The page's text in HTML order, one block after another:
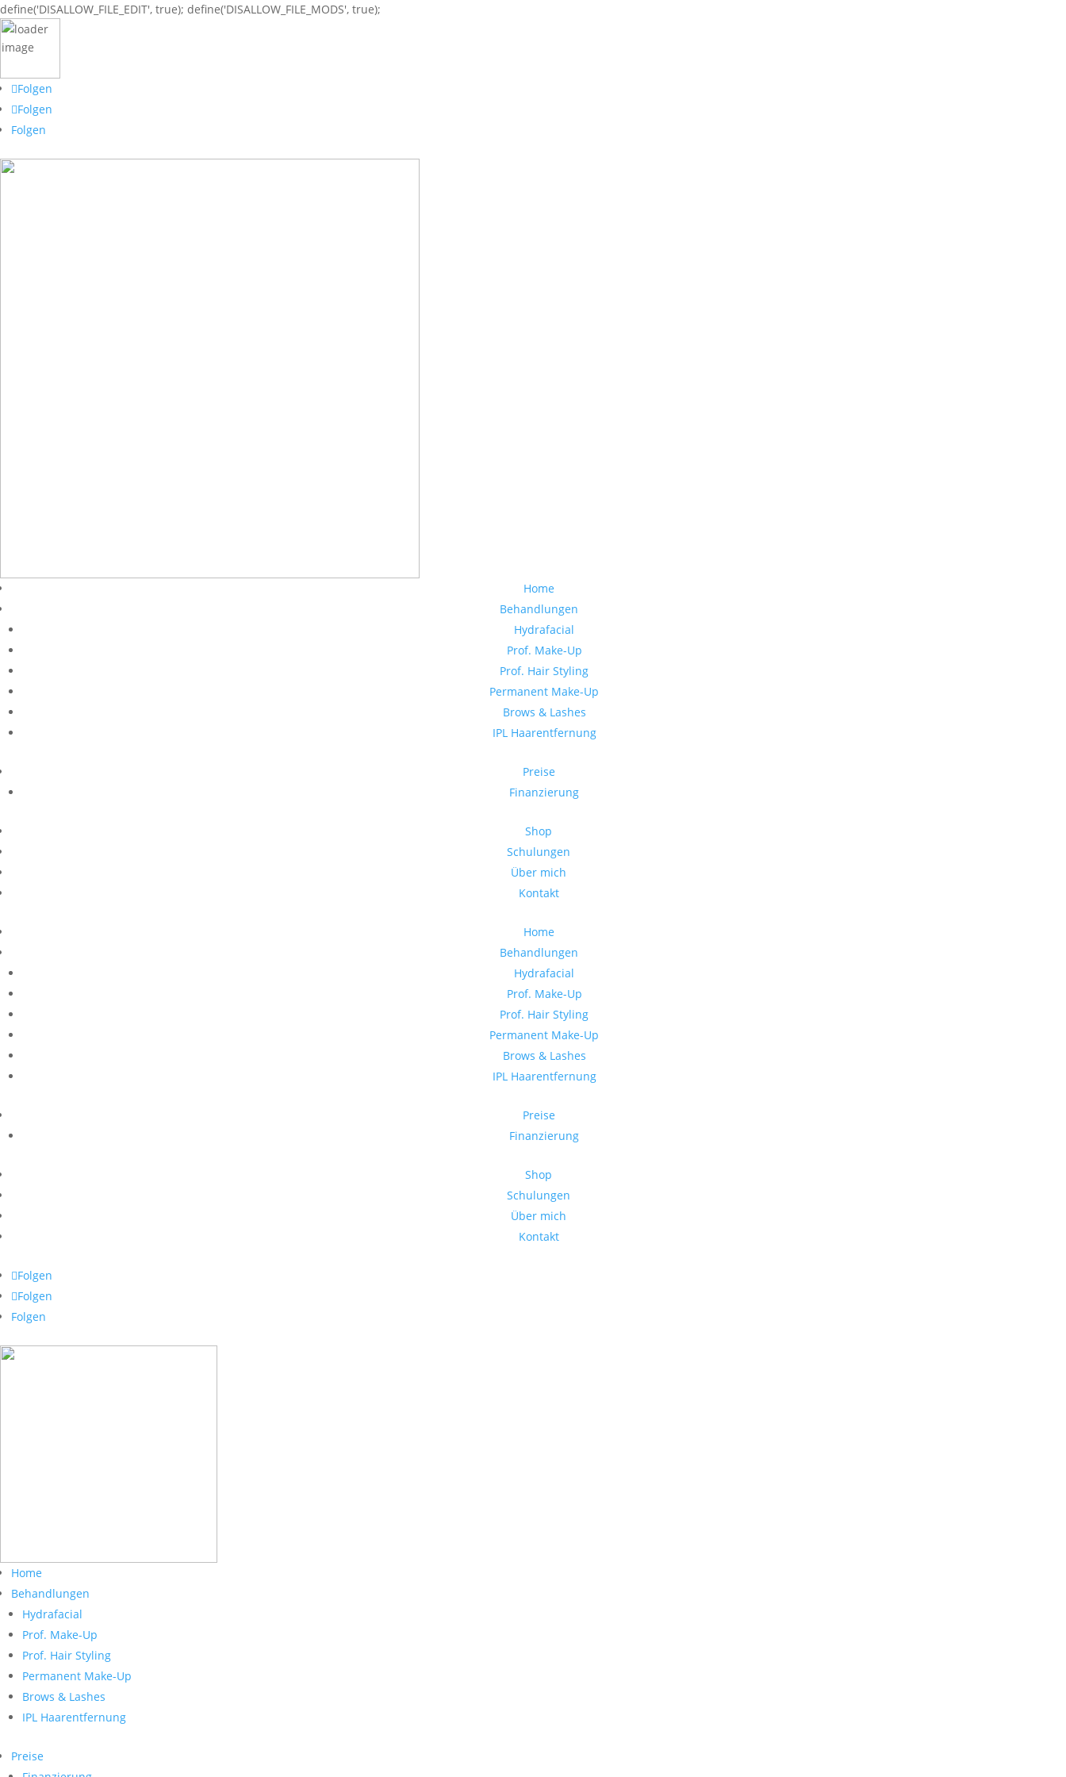
define('DISALLOW_FILE_EDIT', true); define('DISALLOW_FILE_MODS', true);
Folgen
Folgen
Folgen
Home
Behandlungen
Hydrafacial
Prof. Make-Up
Prof. Hair Styling
Permanent Make-Up
Brows & Lashes
IPL Haarentfernung
Preise
Finanzierung
Shop
Schulungen
Über mich
Kontakt
Home
Behandlungen
Hydrafacial
Prof. Make-Up
Prof. Hair Styling
Permanent Make-Up
Brows & Lashes
IPL Haarentfernung
Preise
Finanzierung
Shop
Schulungen
Über mich
Kontakt
Folgen
Folgen
Folgen
Home
Behandlungen
Hydrafacial
Prof. Make-Up
Prof. Hair Styling
Permanent Make-Up
Brows & Lashes
IPL Haarentfernung
Preise